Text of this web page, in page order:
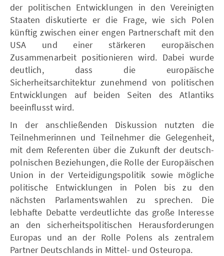
der politischen Entwicklungen in den Vereinigten
Staaten diskutierte er die Frage, wie sich Polen
künftig zwischen einer engen Partnerschaft mit den
USA und einer stärkeren europäischen
Zusammenarbeit positionieren wird. Dabei wurde
deutlich, dass die europäische
Sicherheitsarchitektur zunehmend von politischen
Entwicklungen auf beiden Seiten des Atlantiks
beeinflusst wird.
In der anschließenden Diskussion nutzten die
Teilnehmerinnen und Teilnehmer die Gelegenheit,
mit dem Referenten über die Zukunft der deutsch-
polnischen Beziehungen, die Rolle der Europäischen
Union in der Verteidigungspolitik sowie mögliche
politische Entwicklungen in Polen bis zu den
nächsten Parlamentswahlen zu sprechen. Die
lebhafte Debatte verdeutlichte das große Interesse
an den sicherheitspolitischen Herausforderungen
Europas und an der Rolle Polens als zentralem
Partner Deutschlands in Mittel- und Osteuropa.